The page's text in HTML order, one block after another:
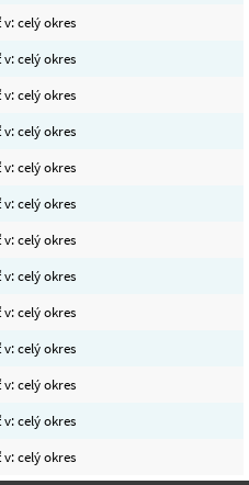
celý okres
celý okres
celý okres
celý okres
celý okres
celý okres
celý okres
celý okres
celý okres
celý okres
celý okres
celý okres
celý okres